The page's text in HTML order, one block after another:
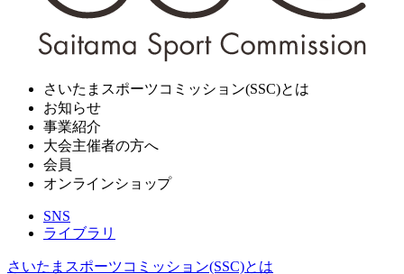
さいたまスポーツコミッション(SSC)とは
お知らせ
事業紹介
大会主催者の方へ
会員
オンラインショップ
SNS
ライブラリ
さいたまスポーツコミッション(SSC)とは